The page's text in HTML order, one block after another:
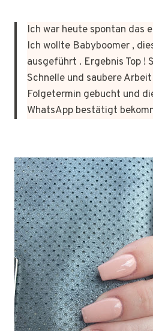
Ich war heute spontan das
Ich wollte Babyboomer ,
ausgeführt . Ergebnis Top !
Schnelle und saubere
Folgetermin gebucht und
WhatsApp bestätigt